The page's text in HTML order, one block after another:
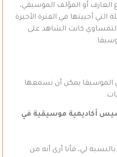
أو المؤلف الموسيقي،
أحييتها في الفترة الأخيرة
كانت الشاهد على
الموسيقا يمكن أن نسمعها
أكاديمية موسيقية في
لي، فأنا أرى أنه من